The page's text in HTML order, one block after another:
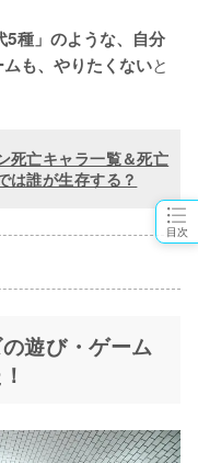
目次
5種」のような、自分
も、やりたくないと
死亡キャラ一覧＆死亡
は誰が生存する？
遊び・ゲーム